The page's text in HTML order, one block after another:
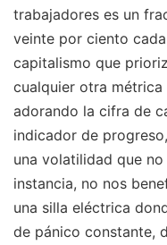
trabajadores es un
veinte por ciento
capitalismo que
cualquier otra métrica
adorando la cifra de
indicador de
una volatilidad que
instancia, no nos
una silla eléctrica
de pánico constante,